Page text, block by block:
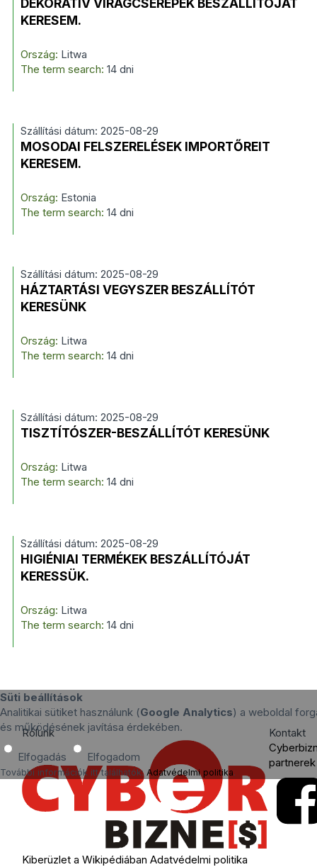
DEKORATÍV VIRÁGCSEREPEK BESZÁLLÍTÓJÁT
KERESEM.
Ország: Litwa
The term search: 14 dni
Szállítási dátum: 2025-08-29
MOSODAI FELSZERELÉSEK IMPORTŐREIT
KERESEM.
Ország: Estonia
The term search: 14 dni
Szállítási dátum: 2025-08-29
HÁZTARTÁSI VEGYSZER BESZÁLLÍTÓT
KERESÜNK
Ország: Litwa
The term search: 14 dni
Szállítási dátum: 2025-08-29
TISZTÍTÓSZER-BESZÁLLÍTÓT KERESÜNK
Ország: Litwa
The term search: 14 dni
Szállítási dátum: 2025-08-29
HIGIÉNIAI TERMÉKEK BESZÁLLÍTÓJÁT
KERESSÜK.
Ország: Litwa
The term search: 14 dni
Süti beállítások
Analitikai sütiket használunk (Google Analytics) a weboldal
és működésének javítása érdekében.
Elfogadás Elfogadom
További információk itt találhatók: Adatvédelmi politika.
Rólunk
Kiberüzlet a Wikipédiában Adatvédelmi politika
Kontakt
partnerek